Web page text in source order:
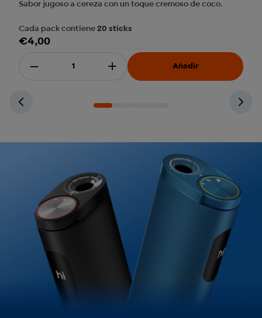
Sabor jugoso a cereza con un toque cremoso de coco.
Cada pack contiene 20 sticks
€4,00
Disminuir cantidad
Aumentar cantidad
Añadir